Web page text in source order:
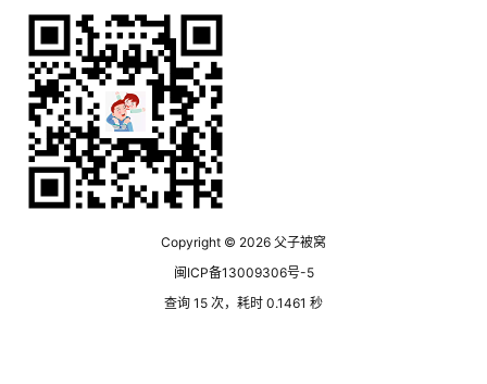
Copyright © 2026 父子被窝
闽ICP备13009306号-5
查询 15 次，耗时 0.1461 秒